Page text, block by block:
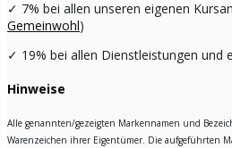
✓ 7% bei allen unseren eigenen
Gemeinwohl)
✓ 19% bei allen Dienstleistungen und
Hinweise
Alle genannten/gezeigten Markennamen und
Warenzeichen ihrer Eigentümer. Die aufgeführten